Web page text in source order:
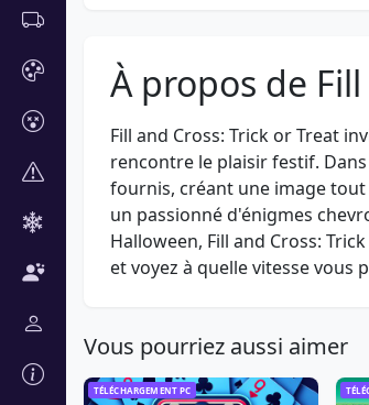
À propos de
Fill and Cross: Trick or Treat
rencontre le plaisir festif.
fournis, créant une image tout
un passionné d'énigmes
Halloween, Fill and Cross:
et voyez à quelle vitesse vous
Vous pourriez aussi aimer
TÉLÉCHARGEMENT PC